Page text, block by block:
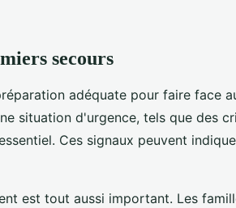
secours
adéquate pour faire face
situation d'urgence, tels que des
Ces signaux peuvent
est tout aussi important. Les